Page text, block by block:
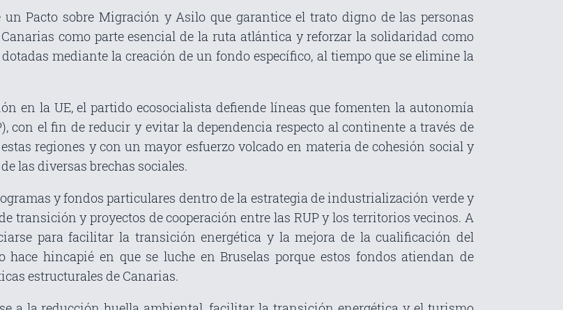
Pacto sobre Migración y Asilo que garantice el trato digno de las personas
como parte esencial de la ruta atlántica y reforzar la solidaridad como
mediante la creación de un fondo específico, al tiempo que se elimine la
en la UE, el partido ecosocialista defiende líneas que fomenten la autonomía
con el fin de reducir y evitar la dependencia respecto al continente a través de
regiones y con un mayor esfuerzo volcado en materia de cohesión social y
las diversas brechas sociales.
y fondos particulares dentro de la estrategia de industrialización verde y
transición y proyectos de cooperación entre las RUP y los territorios vecinos. A
para facilitar la transición energética y la mejora de la cualificación del
hincapié en que se luche en Bruselas porque estos fondos atiendan de
estructurales de Canarias.